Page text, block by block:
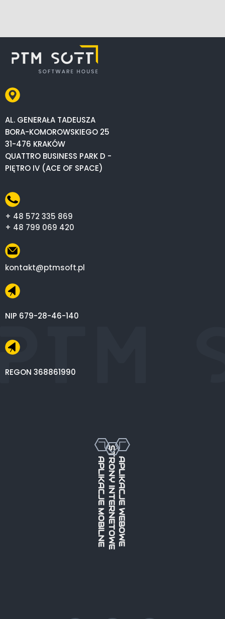
AL. GENERAŁA TADEUSZA
BORA-KOMOROWSKIEGO 25
31-476 KRAKÓW
QUATTRO BUSINESS PARK D -
PIĘTRO IV (ACE OF SPACE)
+ 48 572 335 869
+ 48 799 069 420
kontakt@ptmsoft.pl
NIP 679-28-46-140
REGON 368861990
APLIKACJE MOBILNESTRONY INTERNETOWEAPLIKACJE WEBOWE